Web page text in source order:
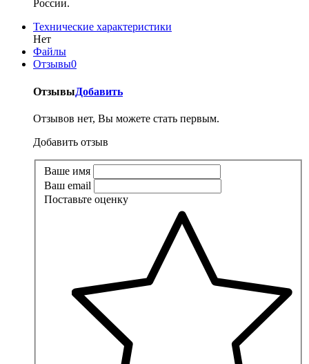
России.
Технические характеристики
Нет
Файлы
Отзывы0
ОтзывыДобавить
Отзывов нет, Вы можете стать первым.
Добавить отзыв
Ваше имя
Ваш email
Поставьте оценку